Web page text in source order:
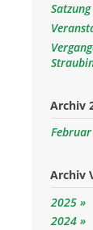
Archiv
Februar
Archiv
2025
2024